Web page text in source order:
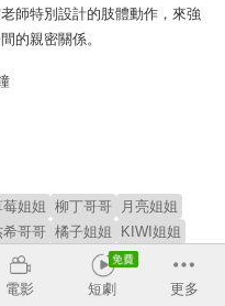
師特別設計的肢體動作，來強
的親密關係。
莓姐姐 柳丁哥哥
月亮姐姐
希哥哥 橘子姐姐
KIWI姐姐
族 阿嗚
電影 短劇 更多